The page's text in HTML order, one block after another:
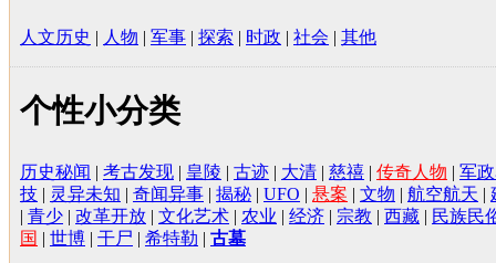
人文历史 | 人物 | 军事 | 探索 | 时政 | 社会 | 其他
个性小分类
历史秘闻 | 考古发现 | 皇陵 | 古迹 | 大清 | 慈禧 | 传奇人物 | 军
技 | 灵异未知 | 奇闻异事 | 揭秘 | UFO | 悬案 | 文物 | 航空航天 |
| 青少 | 改革开放 | 文化艺术 | 农业 | 经济 | 宗教 | 西藏 | 民族民
国 | 世博 | 干尸 | 希特勒 | 古墓